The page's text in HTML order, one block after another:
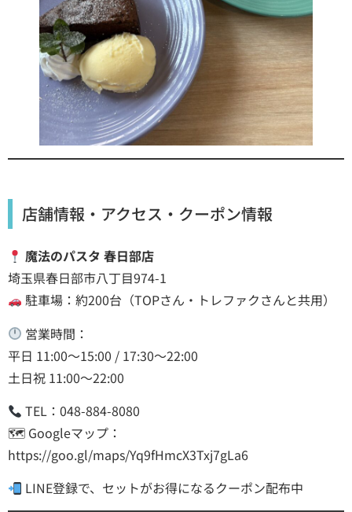
店舗情報・アクセス・クーポン情報
魔法のパスタ 春日部店
埼玉県春日部市八丁目974-1
駐車場：約200台（TOPさん・トレファクさんと共用）
営業時間：
平日 11:00～15:00 / 17:30～22:00
土日祝 11:00～22:00
TEL：048-884-8080
🗺 Googleマップ：
https://goo.gl/maps/Yq9fHmcX3Txj7gLa6
LINE登録で、セットがお得になるクーポン配布中